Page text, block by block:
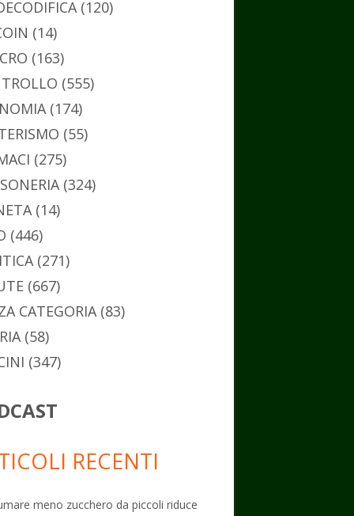
(120)
(14)
(163)
(555)
(174)
(55)
(275)
(324)
(14)
(446)
(271)
(667)
CATEGORIA(83)
(58)
(347)
RECENTI
meno zucchero da piccoli riduce